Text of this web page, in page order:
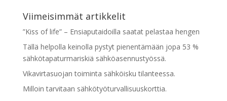
Viimeisimmät artikkelit
”Kiss of life” – Ensiaputaidoilla saatat pelastaa hengen
Tällä helpolla keinolla pystyt pienentämään jopa 53 %
sähkötapaturmariskiä sähköasennustyössä.
Vikavirtasuojan toiminta sähköisku tilanteessa.
Milloin tarvitaan sähkötyöturvallisuuskorttia.